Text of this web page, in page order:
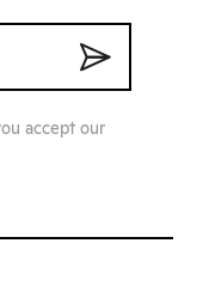
accept our